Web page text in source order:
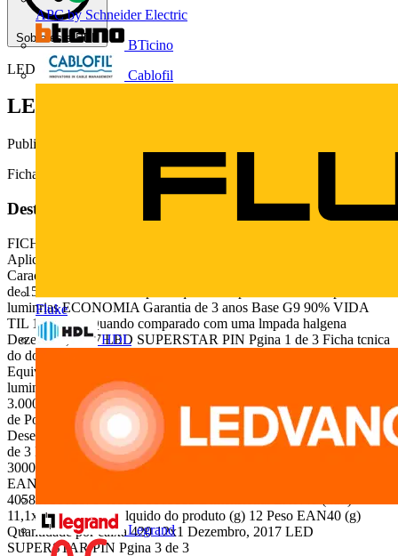
APC by Schneider Electric
BTicino
Cablofil
Fluke
HDL
Legrand
Sobre este PDF
LEDVANCE
LED SUPERSTAR PIN
Publicado: 26 de fevereiro de 2018
Ficha técnica de produto LED SUPERSTAR PIN da LEDVANCE
Deste documento
FICHA TCNICA DE PRODUTO LED SUPERSTAR PIN reas de
Aplicao Uso residencial Ideal para arandelas Iluminao decorativa
Caractersticas e Benefcios At 90% de economia de energia* Vida til
de 15.000h Produto compacto que se adapta a diferentes tipos de
luminrias ECONOMIA Garantia de 3 anos Base G9 90% VIDA
TIL 15.000h *Quando comparado com uma lmpada halgena
Dezembro, 2017 LED SUPERSTAR PIN Pgina 1 de 3 Ficha tcnica
do do produto Ficha tcnica produto Potncia nominal 2.5W
Equivalncia com halgena 25W Tenso nominal 100-240V Fluxo
luminoso 220 lm ngulo de abertura () 300 Temperatura de cor
3.000K (Luz Amarela) ndice de Reproduo de cor (IRC) >80 Fator
de Potncia 0.5 Vida til 15.000h Dimerizvel No Garantia 3 anos
Desenho tcnico Dezembro, 2017 LED SUPERSTAR PIN Pgina 2
de 3 Dados logsticos Cdigo SAP Descrio 7014380 LED PIN 2.5W
3000K 220lm BIV G9 G2 Cdigo SAP 7014380 Dimensional
EAN10 (mm) 9,8x14,9x15 EAN 10 Peso EAN10 (g) 21 EAN 40
4058075813878 4058075813885 Dimensional EAN40 (mm)
11,1x15,8x420 Peso lquido do produto (g) 12 Peso EAN40 (g)
Quantidade por caixa 420 12x1 Dezembro, 2017 LED
SUPERSTAR PIN Pgina 3 de 3